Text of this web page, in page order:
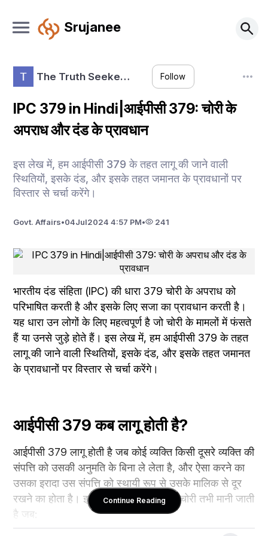
Srujanee
The Truth Seeke… Follow
IPC 379 in Hindi|आईपीसी 379: चोरी के
अपराध और दंड के प्रावधान
इस लेख में, हम आईपीसी 379 के तहत लागू की जाने वाली
स्थितियों, इसके दंड, और इसके तहत जमानत के प्रावधानों पर
विस्तार से चर्चा करेंगे।
Govt. Affairs•04Jul2024 4:57 PM• 241
भारतीय दंड संहिता (IPC) की धारा 379 चोरी के अपराध को
परिभाषित करती है और इसके लिए सजा का प्रावधान करती है।
यह धारा उन लोगों के लिए महत्वपूर्ण है जो चोरी के मामलों में फंसते
हैं या उनसे जुड़े होते हैं। इस लेख में, हम आईपीसी 379 के तहत
लागू की जाने वाली स्थितियों, इसके दंड, और इसके तहत जमानत
के प्रावधानों पर विस्तार से चर्चा करेंगे।
आईपीसी 379 कब लागू होती है?
आईपीसी 379 लागू होती है जब कोई व्यक्ति किसी दूसरे व्यक्ति की
संपत्ति को उसकी अनुमति के बिना ले लेता है, और ऐसा करने का
उसका इरादा उस संपत्ति को स्थायी रूप से उसके मालिक से दूर
रखने का होता है। इसे सरल शब्दों में कहें तो, चोरी तभी मानी जाती
है जब:
Continue Reading